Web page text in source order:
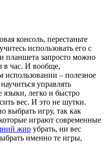
консоль, перестаньте
использовать его с
планшета запросто можно
в час. И вообще,
– полезное
управлять
легко и быстро
вес. И это не шутки.
выбрать игру, так как
играют современные
жир убрать, ни вес
именно те игры,